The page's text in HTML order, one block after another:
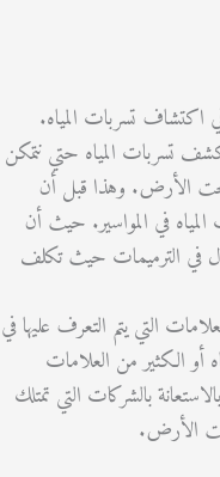
تسربات المياه.
المياه حتي نتمكن
وهذا قبل أن
في المواسير. حيث أن
الترميمات حيث تكلف
يتم التعرف عليها في
الكثير من العلامات
بالشركات التي تمتلك